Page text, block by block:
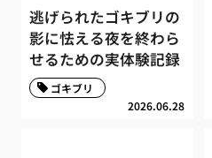
逃げられたゴキブリの
影に怯える夜を終わら
せるための実体験記録
2026.06.28
ゴキブリ